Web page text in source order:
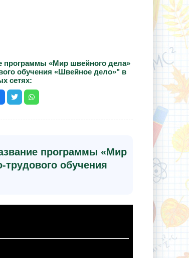
программы «Мир швейного дела»
обучения «Швейное дело»" в
сетях:
программы «Мир
обучения